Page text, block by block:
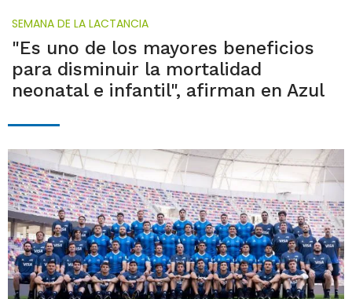
SEMANA DE LA LACTANCIA
"Es uno de los mayores beneficios
para disminuir la mortalidad
neonatal e infantil", afirman en Azul